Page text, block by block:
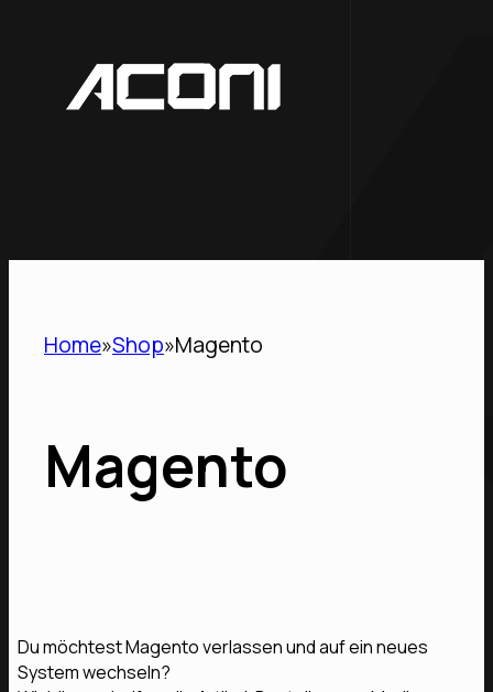
Home Shop Magento
Magento
Du möchtest Magento verlassen und auf ein neues
System wechseln?